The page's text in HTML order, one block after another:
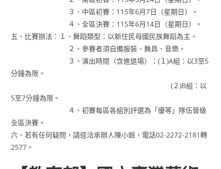
３、中區初賽：115年6月7日（星期日）。
４、全區決賽：115年6月14日（星期日）。
五、比賽辦法：１、舞蹈類型：以新住民母國民族舞蹈為主。
２、參賽者須自備服裝、舞具、音樂。
３、演出時間（含進退場）：(１)A組：以3至5
分鐘為限。
(２)B組：以
5至7分鐘為限。
４、初賽每區各組別評選為「優等」隊伍晉級
全區決賽。
六、若有任何疑問，請逕洽承辦人陳小姐，電話02-2272-2181轉
2577。